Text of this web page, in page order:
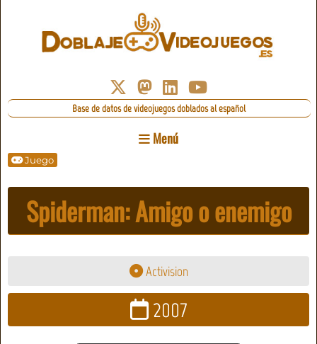
Base de datos de videojuegos doblados al español
Menú
Juego
Spiderman: Amigo o enemigo
Activision
2007